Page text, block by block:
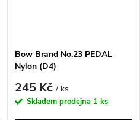
Bow Brand No.23 PEDAL
Nylon (D4)
245 Kč/ ks
Skladem prodejna 1 ks